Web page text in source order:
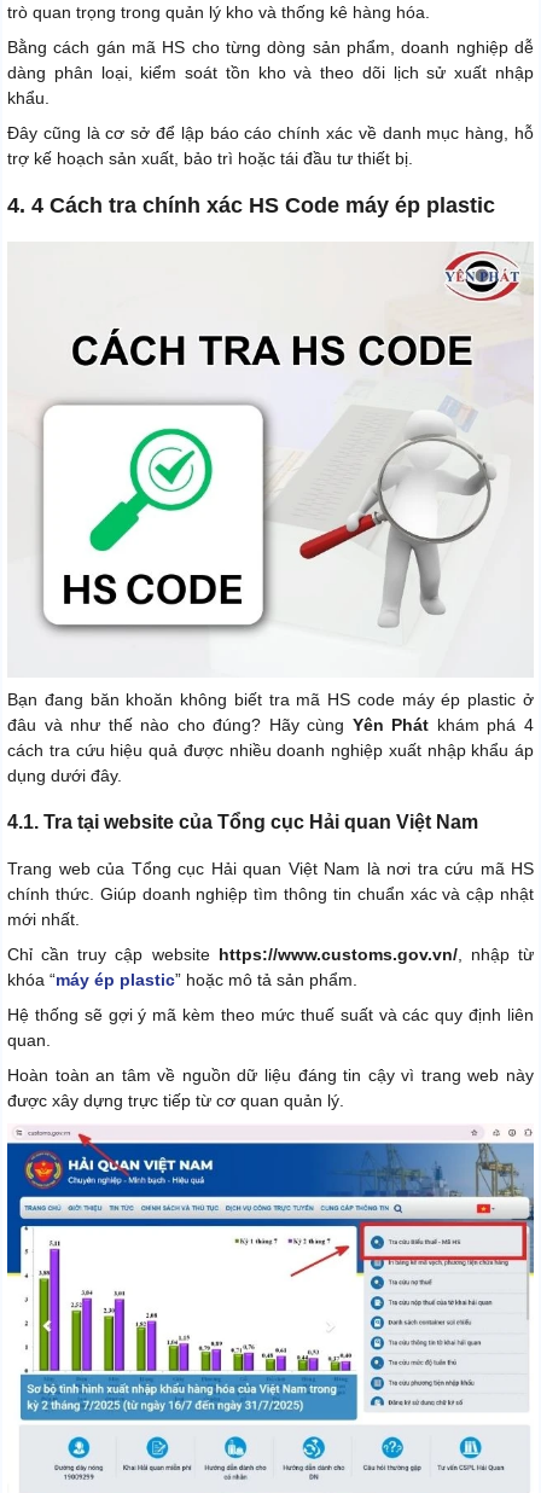
trò quan trọng trong quản lý kho và thống kê hàng hóa.
Bằng cách gán mã HS cho từng dòng sản phẩm, doanh nghiệp dễ
dàng phân loại, kiểm soát tồn kho và theo dõi lịch sử xuất nhập
khẩu.
Đây cũng là cơ sở để lập báo cáo chính xác về danh mục hàng, hỗ
trợ kế hoạch sản xuất, bảo trì hoặc tái đầu tư thiết bị.
4. 4 Cách tra chính xác HS Code máy ép plastic
Bạn đang băn khoăn không biết tra mã HS code máy ép plastic ở
đâu và như thế nào cho đúng? Hãy cùng Yên Phát khám phá 4
cách tra cứu hiệu quả được nhiều doanh nghiệp xuất nhập khẩu áp
dụng dưới đây.
4.1. Tra tại website của Tổng cục Hải quan Việt Nam
Trang web của Tổng cục Hải quan Việt Nam là nơi tra cứu mã HS
chính thức. Giúp doanh nghiệp tìm thông tin chuẩn xác và cập nhật
mới nhất.
Chỉ cần truy cập website https://www.customs.gov.vn/, nhập từ
khóa “máy ép plastic” hoặc mô tả sản phẩm.
Hệ thống sẽ gợi ý mã kèm theo mức thuế suất và các quy định liên
quan.
Hoàn toàn an tâm về nguồn dữ liệu đáng tin cậy vì trang web này
được xây dựng trực tiếp từ cơ quan quản lý.